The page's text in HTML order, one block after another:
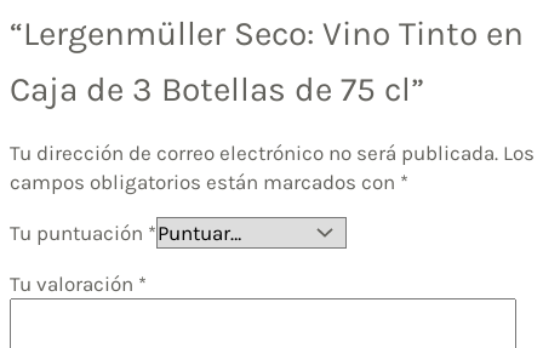
“Lergenmüller Seco: Vino Tinto en
Caja de 3 Botellas de 75 cl”
Tu dirección de correo electrónico no será publicada. Los
campos obligatorios están marcados con *
Tu puntuación *
Tu valoración *